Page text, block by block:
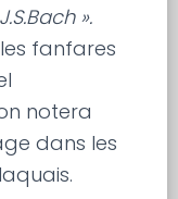
».
fanfares
notera
dans les